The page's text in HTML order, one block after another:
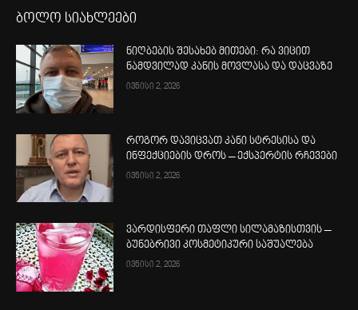
ბოლო სიახლეები
ნიღბების შესახებ მითები: რა ვიცით
ნამდვილად კანის მოვლასა და დაცვაზე
ივნისი 2, 2026
როგორ დავიცვათ კანი სტრესისა და
ინფექციების დროს – ექსპერტის რჩევები
ივნისი 2, 2026
ვარდისფერი თაფლი სილამაზისთვის –
ბუნებრივი კოსმეტიკური საშუალება
ივნისი 2, 2026